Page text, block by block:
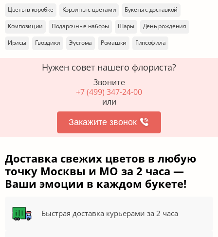
Цветы в коробке Корзины с цветами
Букеты с доставкой
Композиции
Подарочные наборы Шары
День рождения
Ирисы
Гвоздики Эустома Ромашки Гипсофила
Нужен совет нашего флориста?
Звоните
+7 (499) 347-24-00
или
Закажите звонок
Доставка свежих цветов в любую
точку Москвы и МО за 2 часа —
Ваши эмоции в каждом букете!
Быстрая доставка курьерами за 2 часа